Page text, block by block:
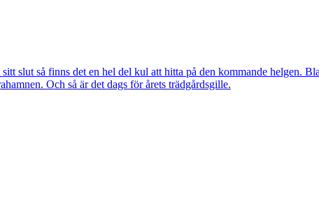
slut så finns det en hel del kul att hitta på den kommande helgen.
Och så är det dags för årets trädgårdsgille.